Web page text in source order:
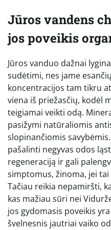
Jūros vandens
jos poveikis
Jūros vanduo dažnai
sudėtimi, nes jame
koncentracijos tam tikru
viena iš priežasčių, kodėl
teigiamai veikti odą.
pasižymi natūraliomis
slopinančiomis
pašalinti negyvas odos
regeneraciją ir gali
simptomus, žinoma, jei
Tačiau reikia nepamiršti,
kas mažiau sūri nei
jos gydomasis poveikis
švelnesnis jautriai vaiko